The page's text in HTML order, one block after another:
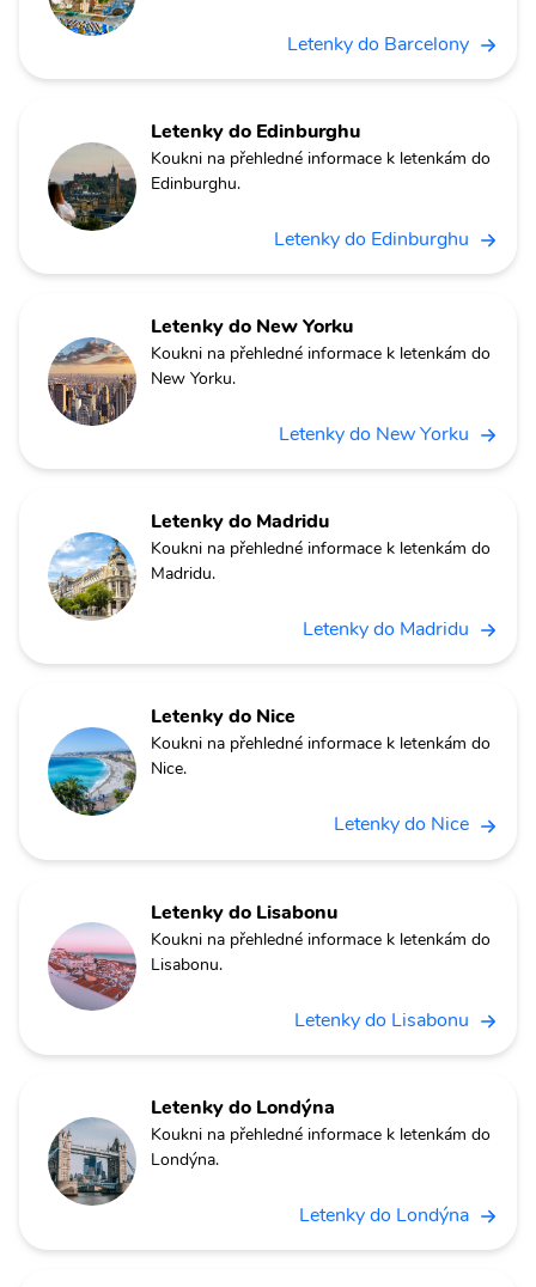
Letenky do Barcelony
Letenky do Edinburghu
Koukni na přehledné informace k letenkám do
Edinburghu.
Letenky do Edinburghu
Letenky do New Yorku
Koukni na přehledné informace k letenkám do
New Yorku.
Letenky do New Yorku
Letenky do Madridu
Koukni na přehledné informace k letenkám do
Madridu.
Letenky do Madridu
Letenky do Nice
Koukni na přehledné informace k letenkám do
Nice.
Letenky do Nice
Letenky do Lisabonu
Koukni na přehledné informace k letenkám do
Lisabonu.
Letenky do Lisabonu
Letenky do Londýna
Koukni na přehledné informace k letenkám do
Londýna.
Letenky do Londýna